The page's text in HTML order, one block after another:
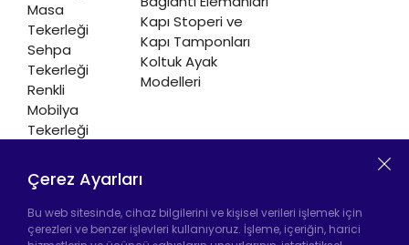
Masa
Tekerleği
Sehpa
Tekerleği
Renkli
Mobilya
Tekerleği
Isıtıcı
Tekerleği
Kapı Stoperi ve
Kapı Tamponları
Koltuk Ayak
Modelleri
Çerez Ayarları
Bu web sitesinde, cihaz bilgilerini ve kişisel verileri işlemek için
çerezleri ve benzer işlevleri kullanıyoruz. İşleme, içeriğin, harici